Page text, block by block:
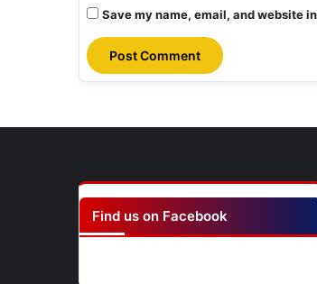
Save my name, email, and website
Find us on Facebook